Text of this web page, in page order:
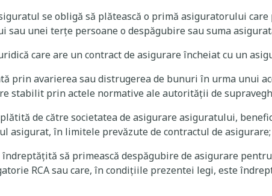
se obligă să plătească o primă asiguratorului
sau unei terţe persoane o despăgubire sau suma
care are un contract de asigurare încheiat cu un
prin avarierea sau distrugerea de bunuri în urma unui
stabilit prin actele normative ale autorității de
de către societatea de asigurare asiguratului,
asigurat, în limitele prevăzute de contractul de asigurare;
îndreptăţită să primească despăgubire de asigurare
RCA sau care, în condițiile prezentei legi, este